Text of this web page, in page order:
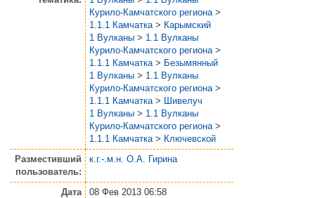
Курило-Камчатского региона >
1.1.1 Камчатка > Карымский
1 Вулканы > 1.1 Вулканы
Курило-Камчатского региона >
1.1.1 Камчатка > Безымянный
1 Вулканы > 1.1 Вулканы
Курило-Камчатского региона >
1.1.1 Камчатка > Шивелуч
1 Вулканы > 1.1 Вулканы
Курило-Камчатского региона >
1.1.1 Камчатка > Ключевской
Разместивший
пользователь:
к.г.-.м.н. О.А. Гирина
Дата
08 Фев 2013 06:58